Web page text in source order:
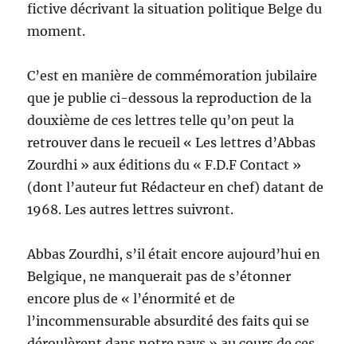
fictive décrivant la situation politique Belge du
moment.
C’est en manière de commémoration jubilaire
que je publie ci-dessous la reproduction de la
douxième de ces lettres telle qu’on peut la
retrouver dans le recueil « Les lettres d’Abbas
Zourdhi » aux éditions du « F.D.F Contact »
(dont l’auteur fut Rédacteur en chef) datant de
1968. Les autres lettres suivront.
Abbas Zourdhi, s’il était encore aujourd’hui en
Belgique, ne manquerait pas de s’étonner
encore plus de « l’énormité et de
l’incommensurable absurdité des faits qui se